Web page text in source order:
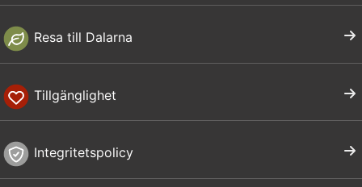
Resa till Dalarna
Tillgänglighet
Integritetspolicy